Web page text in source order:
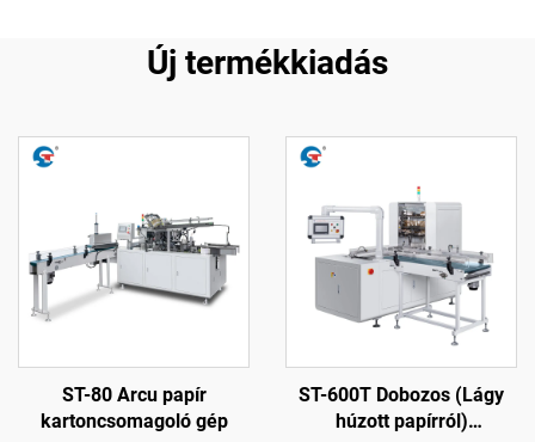
Új termékkiadás
ST-80 Arcu papír
kartoncsomagoló gép
ST-600T Dobozos (Lágy
húzott papírról)